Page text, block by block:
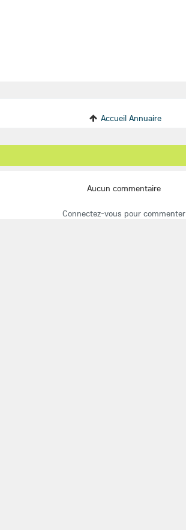
Accueil Annuaire
Aucun commentaire
Connectez-vous pour commenter